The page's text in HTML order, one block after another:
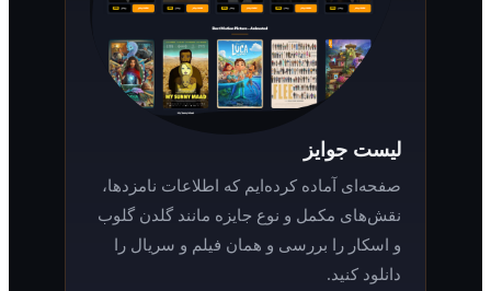
لیست جوایز
صفحه‌ای آماده کرده‌ایم که اطلاعات نامزدها،
نقش‌های مکمل و نوع جایزه مانند گلدن گلوب
و اسکار را بررسی و همان فیلم و سریال را